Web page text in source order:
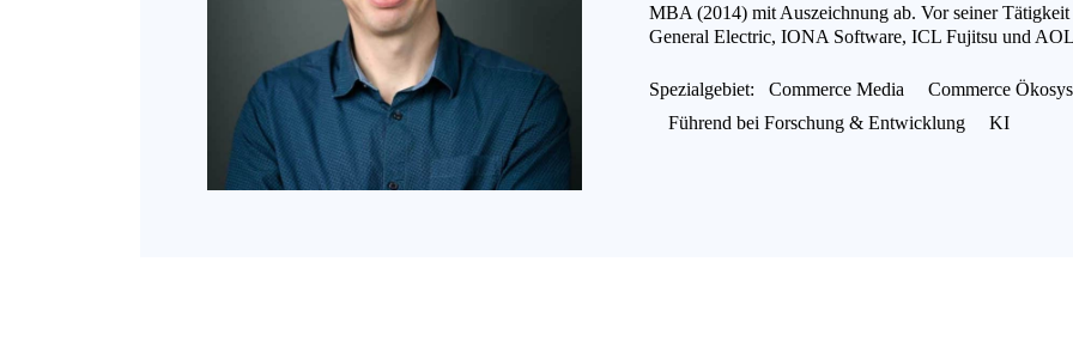
MBA (2014) mit Auszeichnung ab. Vor seiner
General Electric, IONA Software, ICL Fujitsu und
Spezialgebiet: Commerce Media
Commerce
Führend bei Forschung & Entwicklung
KI